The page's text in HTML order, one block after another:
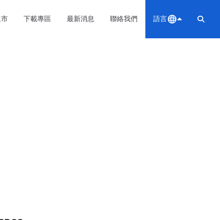
下載專區 最新消息 聯絡我們 語言